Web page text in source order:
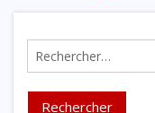
Rechercher :